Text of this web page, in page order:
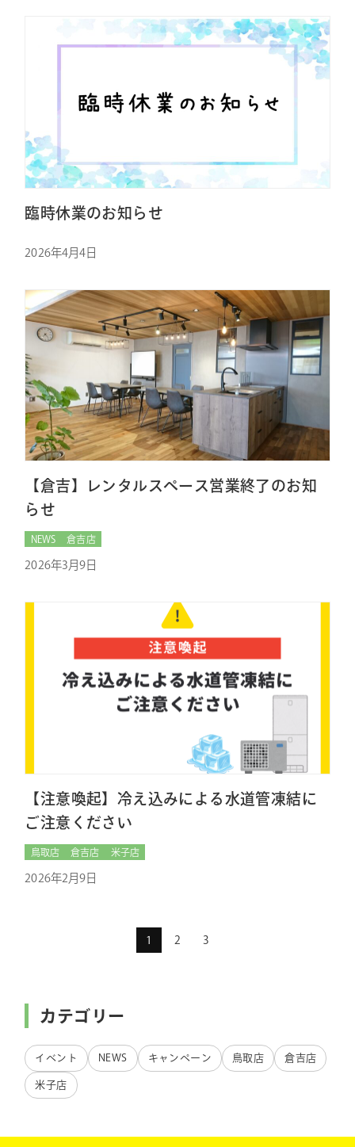
臨時休業のお知らせ
2026年4月4日
【倉吉】レンタルスペース営業終了のお知
らせ
2026年3月9日
NEWS 倉吉店
【注意喚起】冷え込みによる水道管凍結に
ご注意ください
2026年2月9日
鳥取店 倉吉店 米子店
1 2 3
カテゴリー
イベント NEWS キャンペーン 鳥取店 倉吉店
米子店